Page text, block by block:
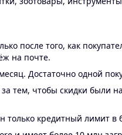
после того, как
на почте.
Достаточно одной
тем, чтобы скидки были
только кредитный лимит в